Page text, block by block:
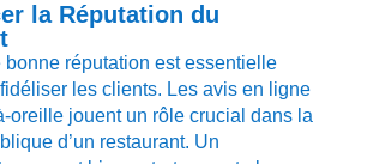
la Réputation du
bonne réputation est essentielle
les clients. Les avis en ligne
oreille jouent un rôle crucial dans la
d’un restaurant. Un